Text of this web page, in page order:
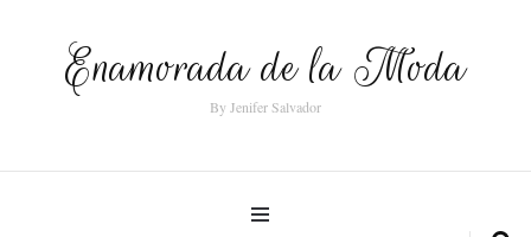
Enamorada de la Moda
By Jenifer Salvador